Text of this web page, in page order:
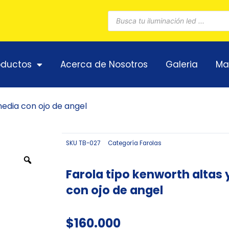
Búsqueda
de
productos
Acerca de Nosotros Galeria
con ojo de angel
SKU TB-027 Categoría Farolas
Farola tipo kenworth altas
con ojo de angel
$160.000